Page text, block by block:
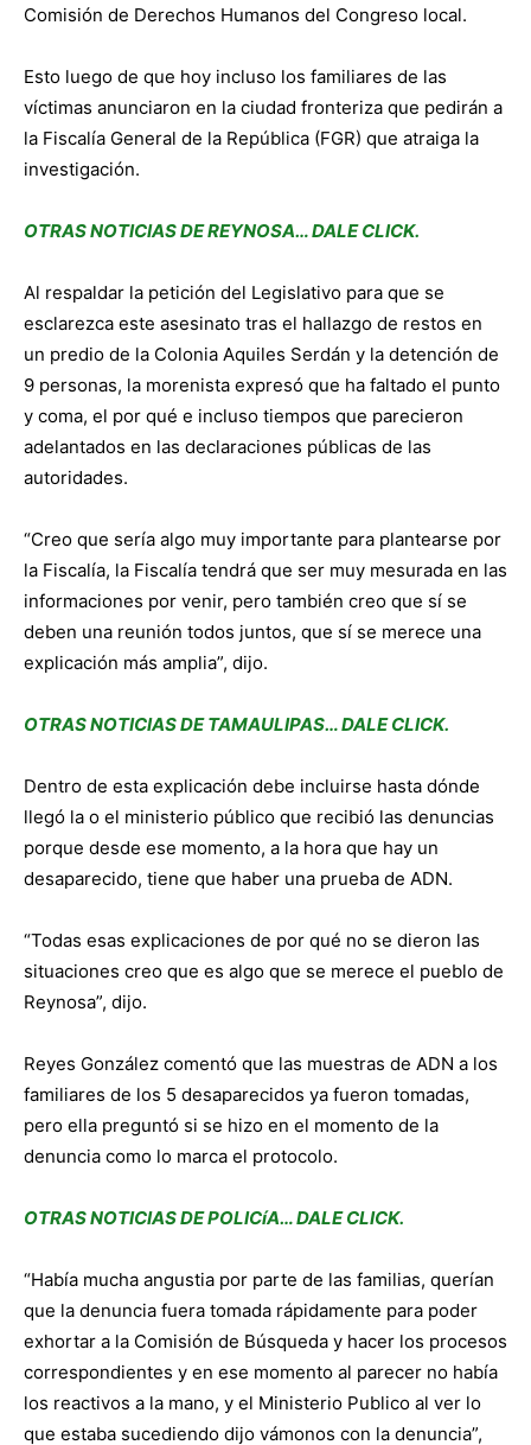
Comisión de Derechos Humanos del Congreso local.
Esto luego de que hoy incluso los familiares de las
víctimas anunciaron en la ciudad fronteriza que pedirán a
la Fiscalía General de la República (FGR) que atraiga la
investigación.
OTRAS NOTICIAS DE REYNOSA… DALE CLICK.
Al respaldar la petición del Legislativo para que se
esclarezca este asesinato tras el hallazgo de restos en
un predio de la Colonia Aquiles Serdán y la detención de
9 personas, la morenista expresó que ha faltado el punto
y coma, el por qué e incluso tiempos que parecieron
adelantados en las declaraciones públicas de las
autoridades.
“Creo que sería algo muy importante para plantearse por
la Fiscalía, la Fiscalía tendrá que ser muy mesurada en las
informaciones por venir, pero también creo que sí se
deben una reunión todos juntos, que sí se merece una
explicación más amplia”, dijo.
OTRAS NOTICIAS DE TAMAULIPAS… DALE CLICK.
Dentro de esta explicación debe incluirse hasta dónde
llegó la o el ministerio público que recibió las denuncias
porque desde ese momento, a la hora que hay un
desaparecido, tiene que haber una prueba de ADN.
“Todas esas explicaciones de por qué no se dieron las
situaciones creo que es algo que se merece el pueblo de
Reynosa”, dijo.
Reyes González comentó que las muestras de ADN a los
familiares de los 5 desaparecidos ya fueron tomadas,
pero ella preguntó si se hizo en el momento de la
denuncia como lo marca el protocolo.
OTRAS NOTICIAS DE POLICíA… DALE CLICK.
“Había mucha angustia por parte de las familias, querían
que la denuncia fuera tomada rápidamente para poder
exhortar a la Comisión de Búsqueda y hacer los procesos
correspondientes y en ese momento al parecer no había
los reactivos a la mano, y el Ministerio Publico al ver lo
que estaba sucediendo dijo vámonos con la denuncia”,